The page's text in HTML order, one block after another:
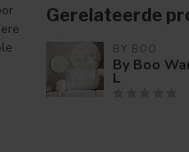
Gerelateerde
BY BOO
By Boo
L